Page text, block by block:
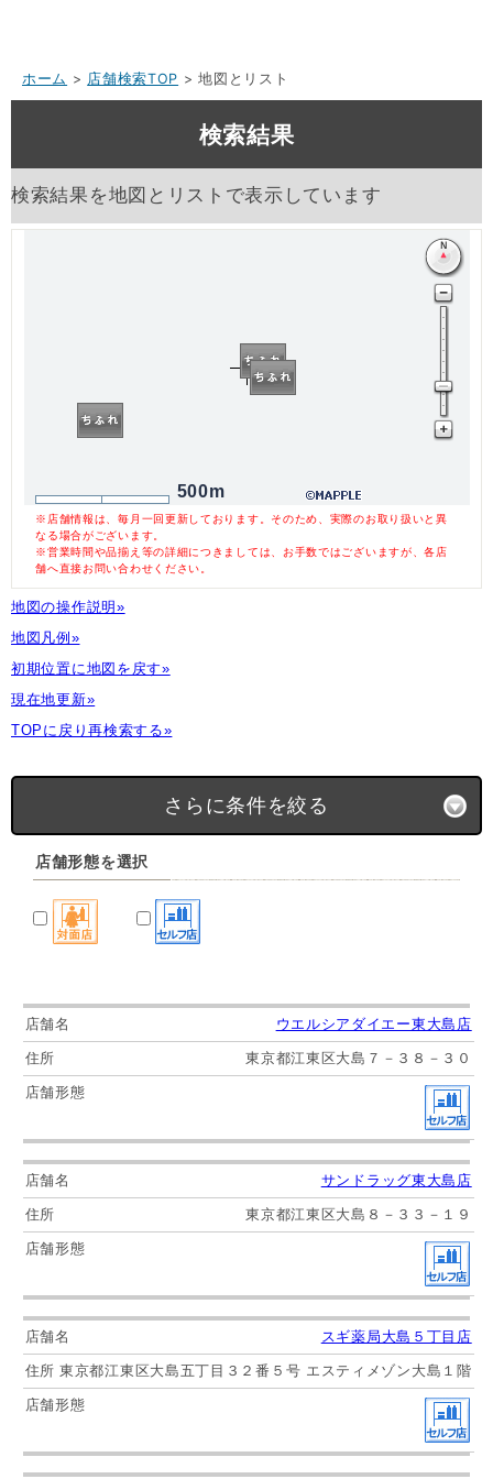
ホーム > 店舗検索TOP > 地図とリスト
検索結果
検索結果を地図とリストで表示しています
500m
※店舗情報は、毎月一回更新しております。そのため、実際のお取り扱いと異
なる場合がございます。
※営業時間や品揃え等の詳細につきましては、お手数ではございますが、各店
舗へ直接お問い合わせください。
地図の操作説明»
地図凡例»
初期位置に地図を戻す»
現在地更新»
TOPに戻り再検索する»
さらに条件を絞る
店舗形態を選択
ウエルシアダイエー東大島店
東京都江東区大島７－３８－３０
サンドラッグ東大島店
東京都江東区大島８－３３－１９
スギ薬局大島５丁目店
東京都江東区大島五丁目３２番５号 エスティメゾン大島１階